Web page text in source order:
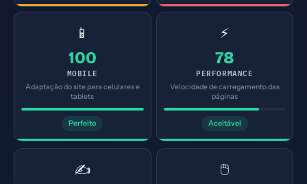
📱
100
MOBILE
Adaptação do site para celulares e
tablets
Perfeito
⚡
78
PERFORMANCE
Velocidade de carregamento das
páginas
Aceitável
✍️ 🖱️